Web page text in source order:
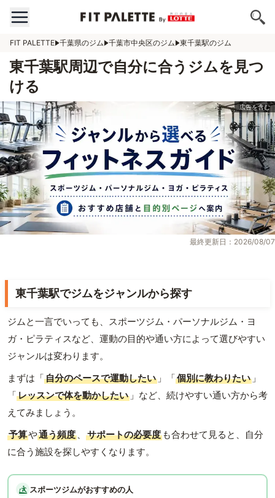
FIT PALETTE 千葉県のジム 千葉市中央区のジム 東千葉駅のジム
東千葉駅周辺で自分に合うジムを見つ
ける
最終更新日：2026/08/07
東千葉駅でジムをジャンルから探す
ジムと一言でいっても、スポーツジム・パーソナルジム・ヨ
ガ・ピラティスなど、運動の目的や通い方によって選びやすい
ジャンルは変わります。
まずは「自分のペースで運動したい 」「個別に教わりたい 」
「レッスンで体を動かしたい 」など、続けやすい通い方から考
えてみましょう。
予算や通う頻度 、 サポートの必要度 も合わせて見ると、自分
に合う施設を探しやすくなります。
スポーツジムがおすすめの人